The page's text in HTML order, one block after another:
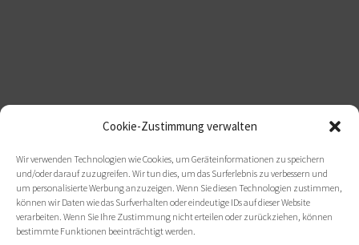
Cookie-Zustimmung verwalten
Wir verwenden Technologien wie Cookies, um Geräteinformationen zu speichern
und/oder darauf zuzugreifen. Wir tun dies, um das Surferlebnis zu verbessern und
um personalisierte Werbung anzuzeigen. Wenn Sie diesen Technologien zustimmen,
können wir Daten wie das Surfverhalten oder eindeutige IDs auf dieser Website
verarbeiten. Wenn Sie Ihre Zustimmung nicht erteilen oder zurückziehen, können
bestimmte Funktionen beeinträchtigt werden.